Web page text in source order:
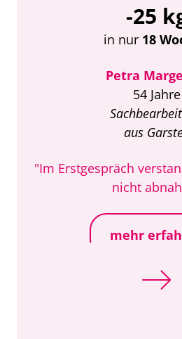
-25
in nur 18
Petra
54 Jahre
aus
"Im Erstgespräch
nicht
mehr